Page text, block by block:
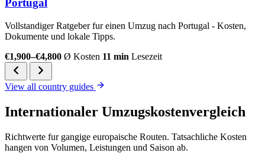
Portugal
Vollstandiger Ratgeber fur einen Umzug nach Portugal - Kosten,
Dokumente und lokale Tipps.
€1,900–€4,800 Ø Kosten 11 min Lesezeit
View all country guides
Internationaler Umzugskostenvergleich
Richtwerte fur gangige europaische Routen. Tatsachliche Kosten
hangen von Volumen, Leistungen und Saison ab.